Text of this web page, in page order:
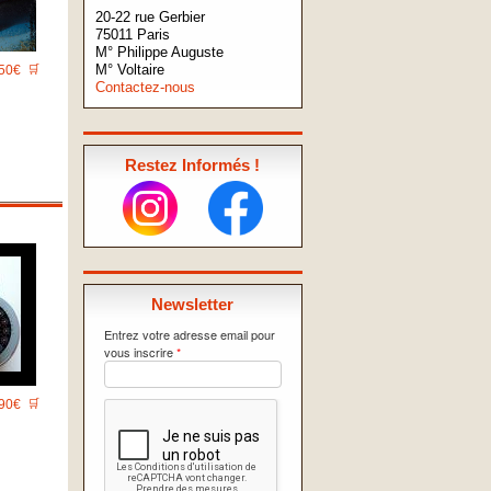
20-22 rue Gerbier
75011 Paris
M° Philippe Auguste
M° Voltaire
Contactez-nous
Restez Informés !
Newsletter
Entrez votre adresse email pour
vous inscrire*
🛒
🛒